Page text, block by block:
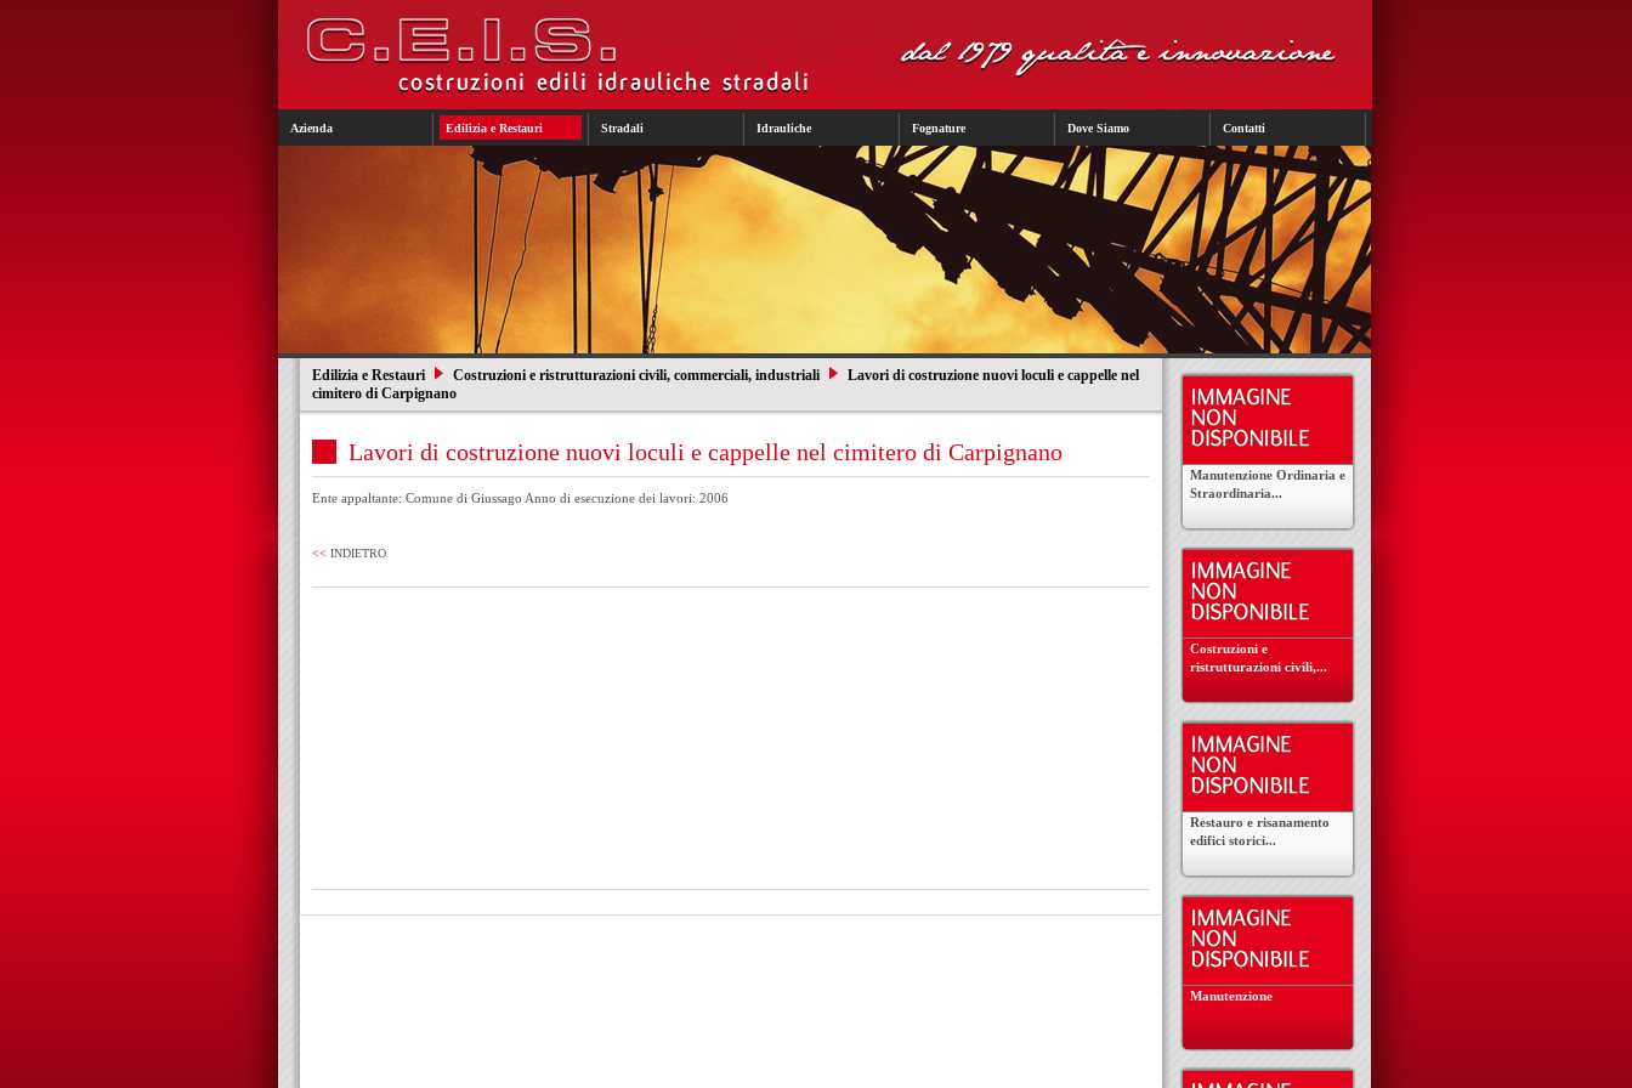
Azienda Edilizia e Restauri Stradali Idrauliche Fognature Dove Siamo Contatti
Edilizia e Restauri Costruzioni e ristrutturazioni civili, commerciali, industriali
Lavori di costruzione nuovi loculi e cappelle nel
cimitero di Carpignano
Lavori di costruzione nuovi loculi e cappelle nel cimitero di Carpignano
Ente appaltante: Comune di Giussago Anno di esecuzione dei lavori: 2006
<< INDIETRO
Manutenzione Ordinaria e
Straordinaria...
Costruzioni e
ristrutturazioni civili,...
Restauro e risanamento
edifici storici...
Manutenzione